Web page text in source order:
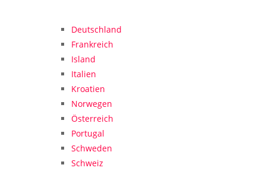
Deutschland
Frankreich
Island
Italien
Kroatien
Norwegen
Österreich
Portugal
Schweden
Schweiz